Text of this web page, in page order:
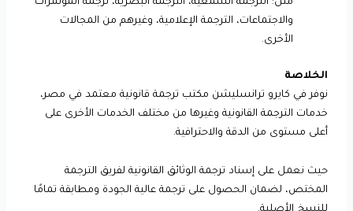
مثل: الترجمة السمعية، الترجمة البصرية، ترجمة المؤتمرات
والاجتماعات، الترجمة الإعلامية، وغيرهم من المجالات
الأخرى.
الخلاصة
نوفر في كايرو ترانسليشن مكتب ترجمة قانونية معتمد في مصر،
خدمات الترجمة القانونية وغيرها من مختلف الخدمات الأخرى على
أعلى مستوى من الدقة والاحترافية.
حيث نعمل على إسناد ترجمة الوثائق القانونية لفريق الترجمة
المختص، لضمان الحصول على ترجمة عالية الجودة ومطابقة تمامًا